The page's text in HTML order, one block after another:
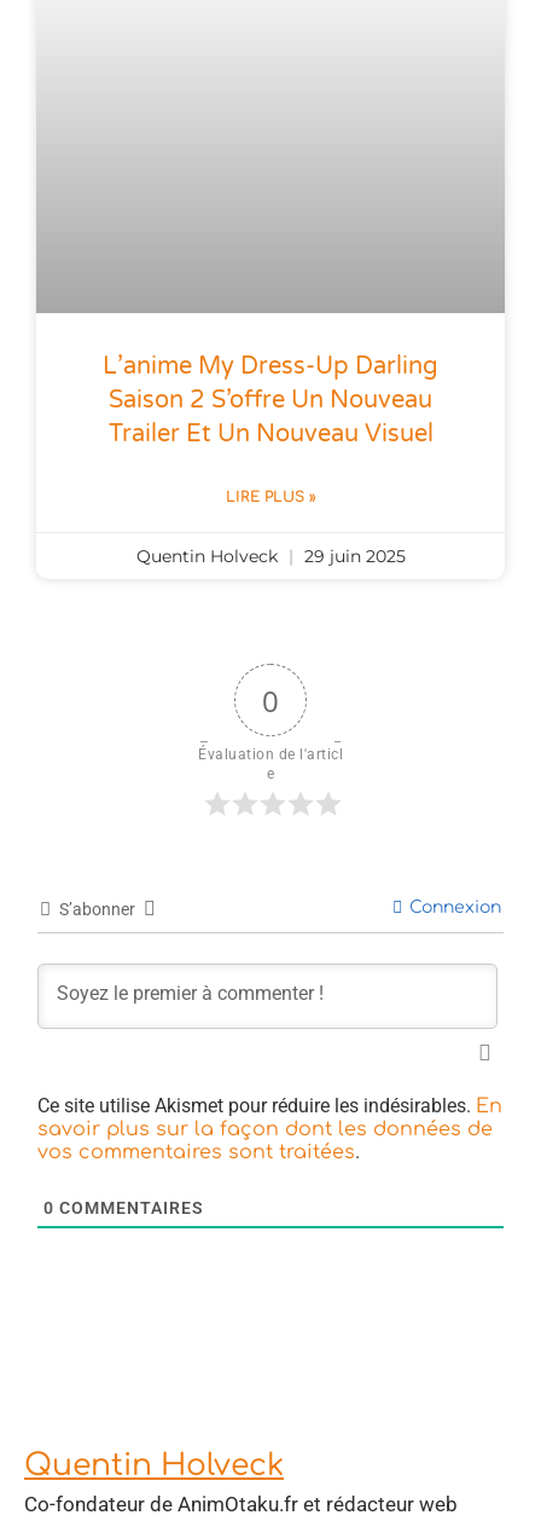
L’anime My Dress-Up Darling
Saison 2 S’offre Un Nouveau
Trailer Et Un Nouveau Visuel
LIRE PLUS »
Quentin Holveck 29 juin 2025
0
Évaluation de l'articl
e
S’abonner Connexion
Ce site utilise Akismet pour réduire les indésirables. En
savoir plus sur la façon dont les données de
vos commentaires sont traitées.
0 COMMENTAIRES
Quentin Holveck
Co-fondateur de AnimOtaku.fr et rédacteur web